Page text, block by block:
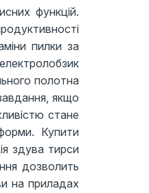
функцій.
пилки за
полотна
якщо
стане
Купити
здува тирси
дозволить
на приладах